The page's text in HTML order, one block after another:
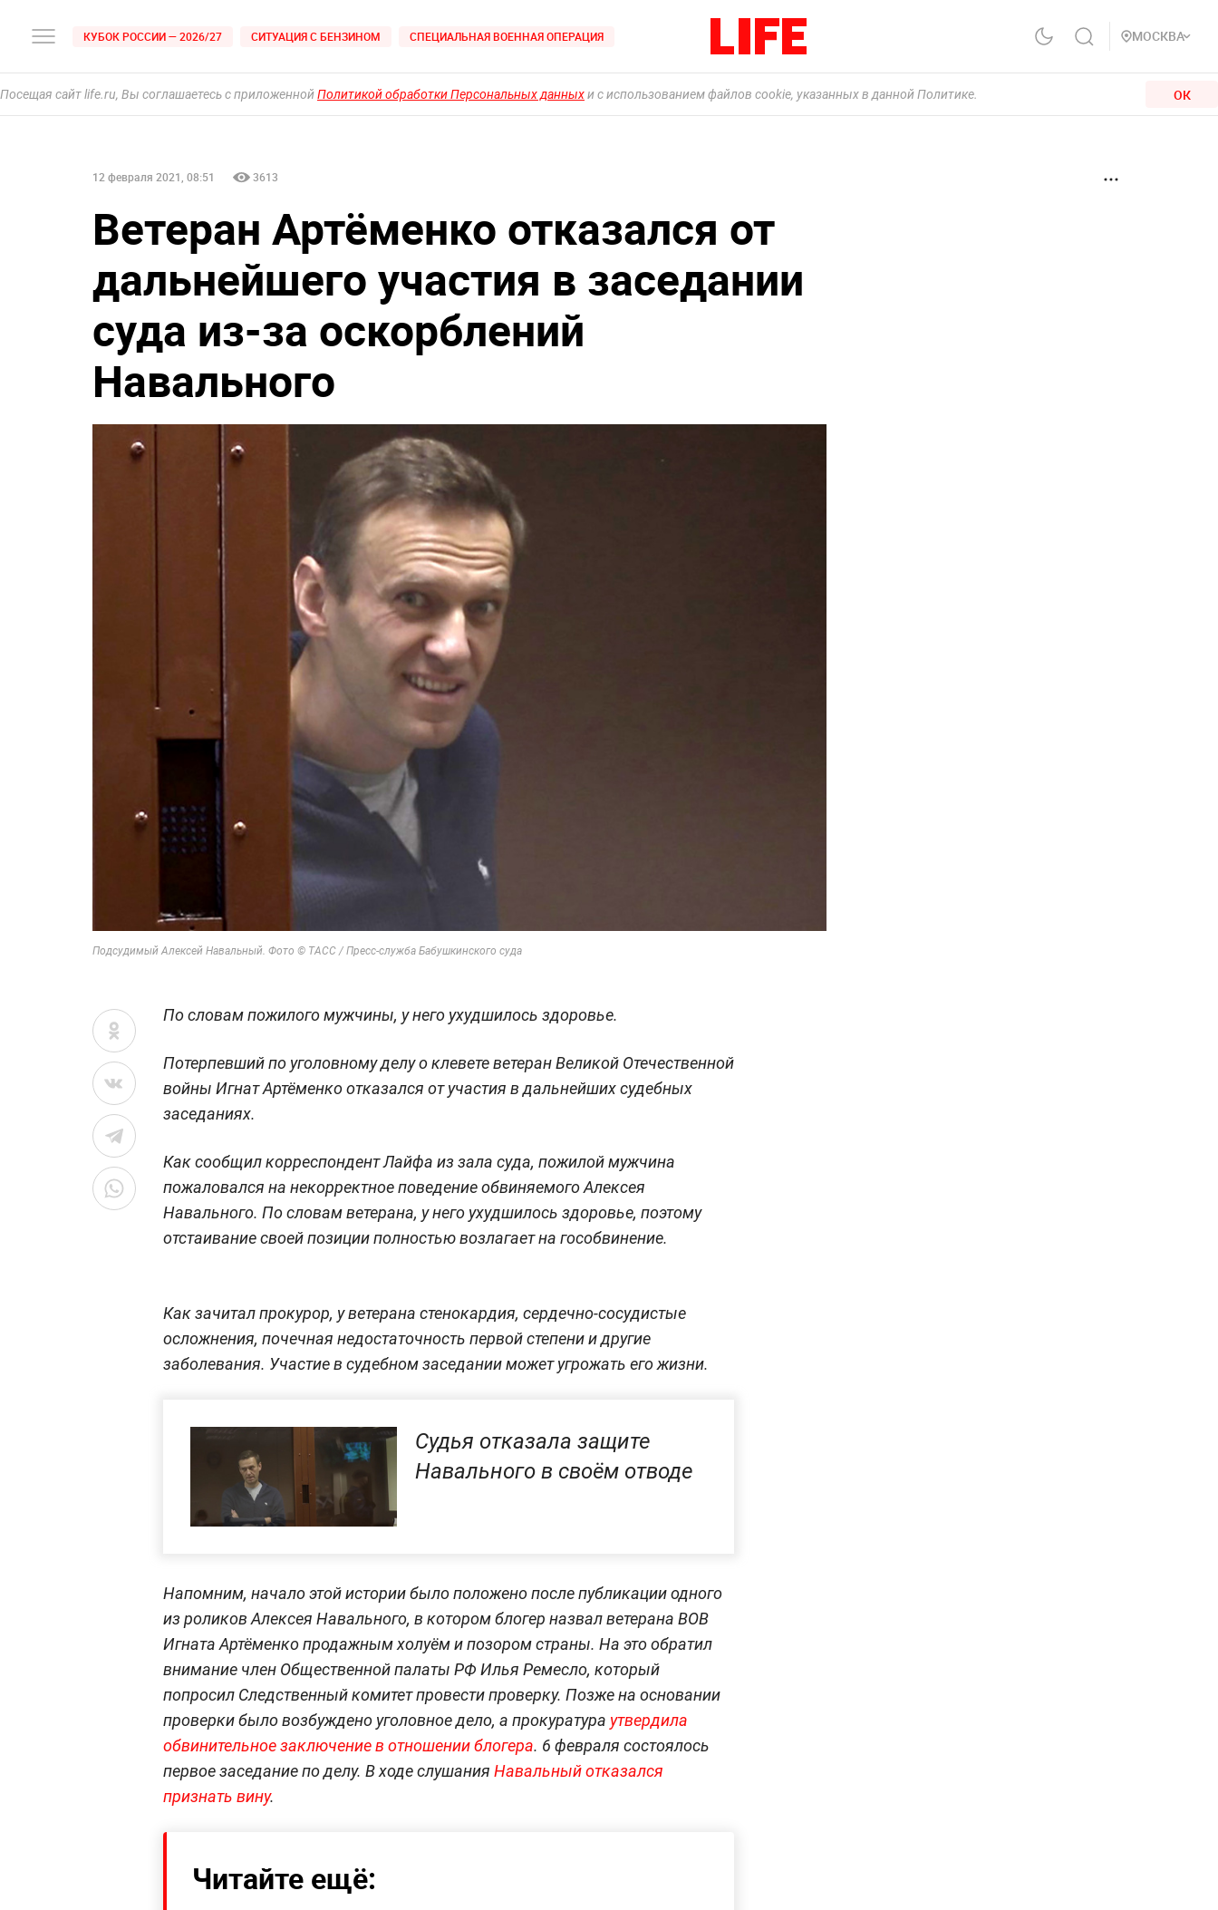
КУБОК РОССИИ — 2026/27 СИТУАЦИЯ С БЕНЗИНОМ СПЕЦИАЛЬНАЯ ВОЕННАЯ ОПЕРАЦИЯ МОСКВА
Посещая сайт life.ru, Вы соглашаетесь с приложеннойПолитикой обработки Персональных данныхи с использованием файлов cookie, указанных в данной Политике. ОК
12 февраля 2021, 08:51 3613
Ветеран Артёменко отказался от
дальнейшего участия в заседании
суда из-за оскорблений
Навального
Подсудимый Алексей Навальный. Фото © ТАСС / Пресс-служба Бабушкинского суда
По словам пожилого мужчины, у него ухудшилось здоровье.
Потерпевший по уголовному делу о клевете ветеран Великой Отечественной
войны Игнат Артёменко отказался от участия в дальнейших судебных
заседаниях.
Как сообщил корреспондент Лайфа из зала суда, пожилой мужчина
пожаловался на некорректное поведение обвиняемого Алексея
Навального. По словам ветерана, у него ухудшилось здоровье, поэтому
отстаивание своей позиции полностью возлагает на гособвинение.
Как зачитал прокурор, у ветерана стенокардия, сердечно-сосудистые
осложнения, почечная недостаточность первой степени и другие
заболевания. Участие в судебном заседании может угрожать его жизни.
Судья отказала защите
Навального в своём отводе
Напомним, начало этой истории было положено после публикации одного
из роликов Алексея Навального, в котором блогер назвал ветерана ВОВ
Игната Артёменко продажным холуём и позором страны. На это обратил
внимание член Общественной палаты РФ Илья Ремесло, который
попросил Следственный комитет провести проверку. Позже на основании
проверки было возбуждено уголовное дело, а прокуратура утвердила
обвинительное заключение в отношении блогера. 6 февраля состоялось
первое заседание по делу. В ходе слушания Навальный отказался
признать вину.
Читайте ещё: